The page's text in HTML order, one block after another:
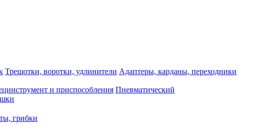
Трещотки, воротки, удлинители Адаптеры, карданы, переходники
и приспособления Пневматический
грибки